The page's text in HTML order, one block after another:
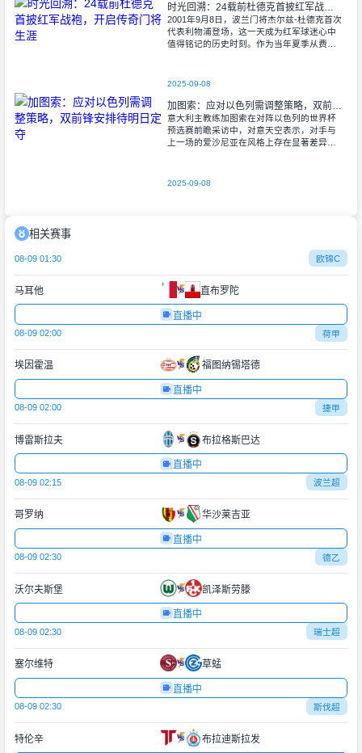
时光回溯：24载前杜德克首披红军战袍，开启传奇门将生涯
2001年9月8日，波兰门将杰尔兹-杜德克首次
代表利物浦登场，这一天成为红军球迷心中
值得铭记的历史时刻。作为当年夏季从费耶
2025-09-08
加图索：应对以色列需调整策略，双前锋安排待明日定夺
意大利主教练加图索在对阵以色列的世界杯
预选赛前瞻采访中，对意天空表示，对手与
上一场的爱沙尼亚在风格上存在显著差异。
出色的
2025-09-08
相关赛事
08-09 01:30 欧锦C
马耳他 直布罗陀
直播中
08-09 02:00 荷甲
埃因霍温 福图纳锡塔德
直播中
08-09 02:00 捷甲
博雷斯拉夫 布拉格斯巴达
直播中
08-09 02:15 波兰超
哥罗纳 华沙莱吉亚
直播中
08-09 02:30 德乙
沃尔夫斯堡 凯泽斯劳滕
直播中
08-09 02:30 瑞士超
塞尔维特 草蜢
直播中
08-09 02:30 斯伐超
特伦辛 布拉迪斯拉发